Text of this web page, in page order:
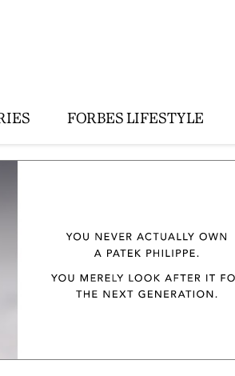
FORBES LIFESTYLE